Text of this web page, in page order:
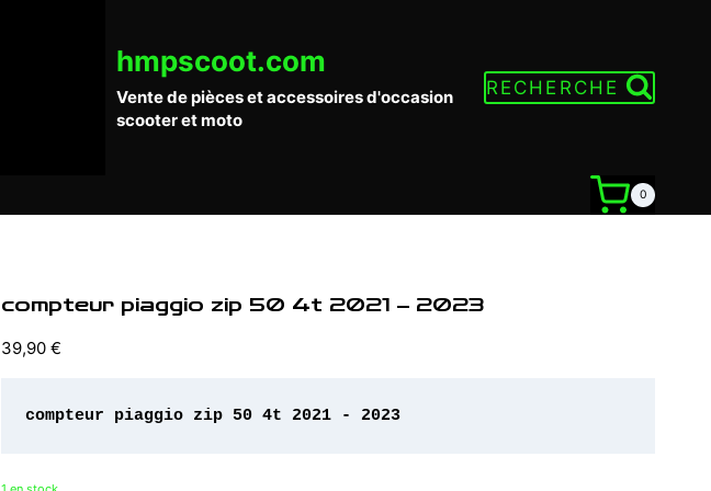
hmpscoot.com
Vente de pièces et accessoires d'occasion
scooter et moto
RECHERCHE
0
compteur piaggio zip 50 4t 2021 – 2023
39,90 €
compteur piaggio zip 50 4t 2021 - 2023